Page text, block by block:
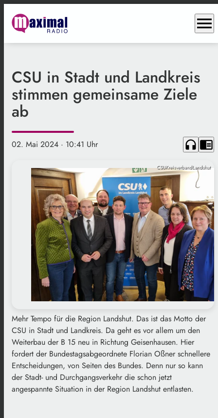
menu
CSU in Stadt und Landkreis
stimmen gemeinsame Ziele
ab
02. Mai 2024 · 10:41 Uhr headphones chrome_reader_mode
CSUKreisverbandLandshut
Mehr Tempo für die Region Landshut. Das ist das Motto der
CSU in Stadt und Landkreis. Da geht es vor allem um den
Weiterbau der B 15 neu in Richtung Geisenhausen. Hier
fordert der Bundestagsabgeordnete Florian Oßner schnellere
Entscheidungen, von Seiten des Bundes. Denn nur so kann
der Stadt- und Durchgangsverkehr die schon jetzt
angespannte Situation in der Region Landshut entlasten.